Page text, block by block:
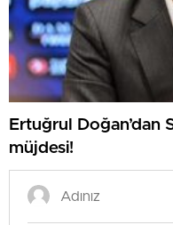
Ertuğrul Doğan’dan
müjdesi!